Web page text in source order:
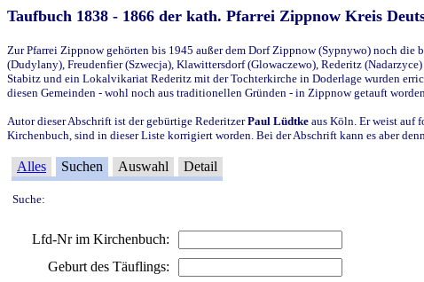
Taufbuch 1838 - 1866 der kath. Pfarrei Zippnow Kreis
Zur Pfarrei Zippnow gehörten bis 1945 außer dem Dorf Zippnow (Sypnywo) noch
(Dudylany), Freudenfier (Szwecja), Klawittersdorf (Glowaczewo), Rederitz
Stabitz und ein Lokalvikariat Rederitz mit der Tochterkirche in Doderlage wurden
diesen Gemeinden - wohl noch aus traditionellen Gründen - in Zippnow getauft worden.
Autor dieser Abschrift ist der gebürtige RederitzerPaul Lüdtke aus Köln. Er weist auf
Kirchenbuch, sind in dieser Liste korrigiert worden. Bei der Abschrift kann es aber
Alles Suchen Auswahl Detail
Suche:
Lfd-Nr im Kirchenbuch:
Geburt des Täuflings: